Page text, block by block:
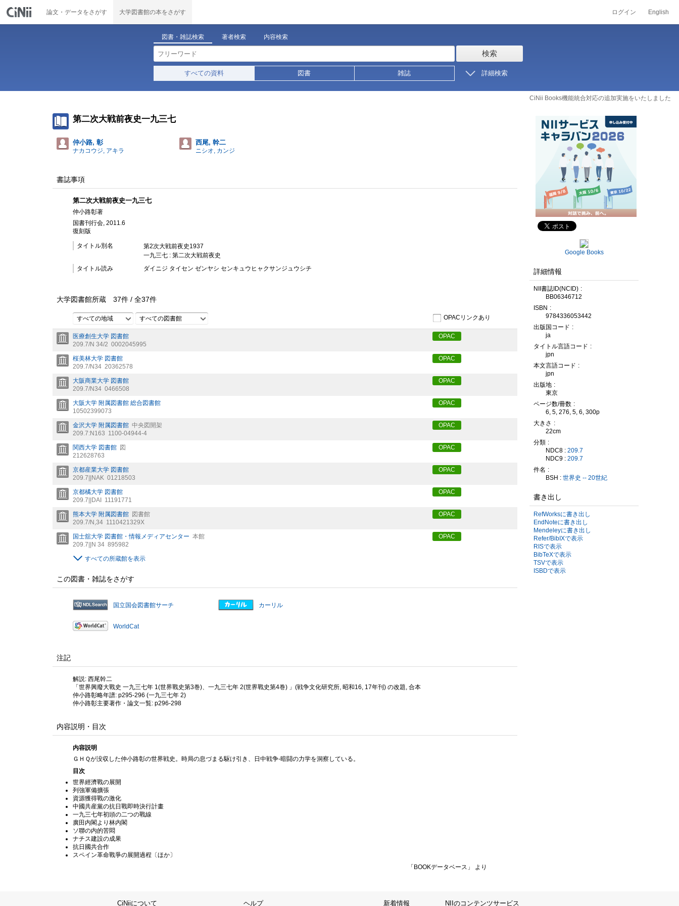
論文・データをさがす 大学図書館の本をさがす ログイン English
図書・雑誌検索 著者検索 内容検索
検索
すべての資料 図書 雑誌 詳細検索
CiNii Books機能統合対応の追加実施をいたしました
第二次大戦前夜史一九三七
仲小路, 彰
ナカコウジ, アキラ
西尾, 幹二
ニシオ, カンジ
書誌事項
第二次大戦前夜史一九三七
仲小路彰著
国書刊行会, 2011.6
復刻版
タイトル別名
第2次大戦前夜史1937
一九三七 : 第二次大戦前夜史
タイトル読み
ダイニジ タイセン ゼンヤシ センキュウヒャクサンジュウシチ
大学図書館所蔵 37件 / 全37件
すべての地域 すべての図書館 OPACリンクあり
医療創生大学 図書館
209.7/N 34/2 0002045995
OPAC
桜美林大学 図書館
209.7/N34 20362578
OPAC
大阪商業大学 図書館
209.7/N34 0466508
OPAC
大阪大学 附属図書館 総合図書館
10502399073
OPAC
金沢大学 附属図書館 中央図開架
209.7:N163 1100-04944-4
OPAC
関西大学 図書館 図
212628763
OPAC
京都産業大学 図書館
209.7||NAK 01218503
OPAC
京都橘大学 図書館
209.7||DAI
11191771
OPAC
熊本大学 附属図書館 図書館
209.7/N,34 1110421329X
OPAC
国士舘大学 図書館・情報メディアセンター 本館
209.7||N 34 895982
OPAC
すべての所蔵館を表示
この図書・雑誌をさがす
国立国会図書館サーチ カーリル
WorldCat
注記
解説: 西尾幹二
「世界興廢大戰史 一九三七年 1(世界戰史第3巻)、一九三七年 2(世界戰史第4巻) 」(戦争文化研究所, 昭和16, 17年刊) の改題, 合本
仲小路彰略年譜: p295-296 (一九三七年 2)
仲小路彰主要著作・論文一覧: p296-298
内容説明・目次
内容説明
ＧＨＱが没収した仲小路彰の世界戦史。時局の息づまる駆け引き、日中戦争‐暗闘の力学を洞察している。
目次
世界經濟戰の展開
列強軍備擴張
資源獲得戰の激化
中國共産黨の抗日戰即時決行計畫
一九三七年初頭の二つの戰線
廣田内閣より林内閣
ソ聯の内的苦悶
ナチス建設の成果
抗日國共合作
スペイン革命戰爭の展開過程〔ほか〕
「BOOKデータベース」 より
Google Books
詳細情報
NII書誌ID(NCID)
BB06346712
ISBN
9784336053442
出版国コード
ja
タイトル言語コード
jpn
本文言語コード
jpn
出版地
東京
ページ数/冊数
6, 5, 276, 5, 6, 300p
大きさ
22cm
分類
NDC8 : 209.7
NDC9 : 209.7
件名
BSH : 世界史 -- 20世紀
書き出し
RefWorksに書き出し
EndNoteに書き出し
Mendeleyに書き出し
Refer/BibIXで表示
RISで表示
BibTeXで表示
TSVで表示
ISBDで表示
CiNiiについて ヘルプ 新着情報 NIIのコンテンツサービス